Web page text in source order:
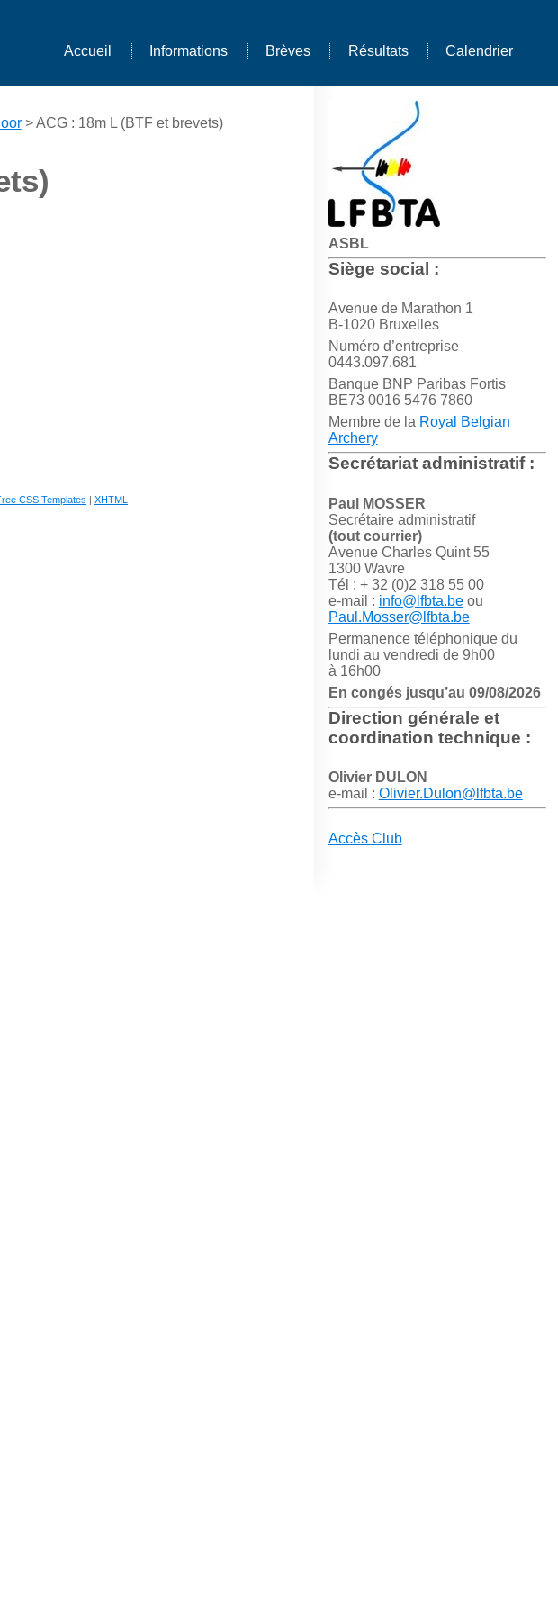
Accueil Informations Brèves Résultats Calendrier
ASBL
Siège social :
Avenue de Marathon 1
B-1020 Bruxelles
Numéro d’entreprise
0443.097.681
Banque BNP Paribas Fortis
BE73 0016 5476 7860
Membre de la Royal Belgian
Archery
Secrétariat administratif :
Paul MOSSER
Secrétaire administratif
(tout courrier)
Avenue Charles Quint 55
1300 Wavre
Tél : + 32 (0)2 318 55 00
e-mail : info@lfbta.beou
Paul.Mosser@lfbta.be
Permanence téléphonique du
lundi au vendredi de 9h00
à 16h00
En congés jusqu’au 09/08/2026
Direction générale et
coordination technique :
Olivier DULON
e-mail : Olivier.Dulon@lfbta.be
Accès Club
> ACG : 18m L (BTF et brevets)
CSS Templates | XHTML